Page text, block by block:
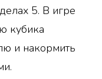
5. В игре
кубика
и накормить